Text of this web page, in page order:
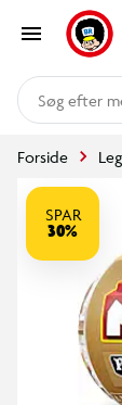
Forside
SPAR
30%